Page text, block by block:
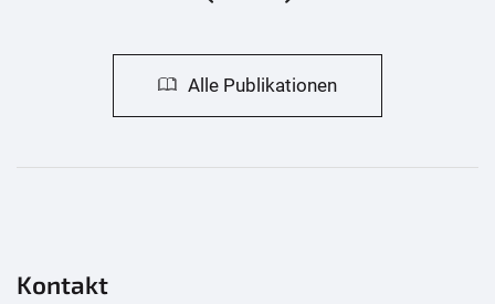
Alle Publikationen
Kontakt